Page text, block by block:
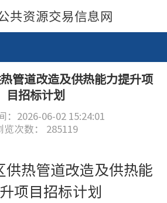
共资源交易信息网
管道改造及供热能力提升项
目招标计划
：2026-06-02 15:24:01
览次数： 285119
供热管道改造及供热能
项目招标计划